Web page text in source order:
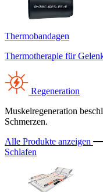
Thermobandagen
Thermotherapie für
Regeneration
Muskelregeneration
Schmerzen.
Alle Produkte anzeigen
Schlafen